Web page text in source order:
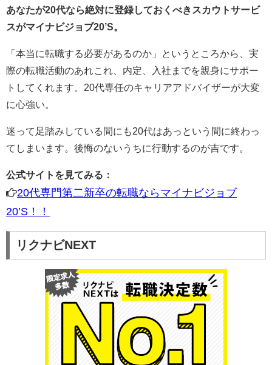
あなたが20代なら絶対に登録しておくべきスカウトサービ
スがマイナビジョブ20’S。
「本当に転職する必要があるのか」というところから、実
際の転職活動のあれこれ、内定、入社までを親身にサポー
トしてくれます。20代専任のキャリアアドバイザーが大変
に心強い。
迷って足踏みしている間にも20代はあっという間に終わっ
てしまいます。後悔のないうちに行動するのが吉です。
公式サイトを見てみる：
20代専門第二新卒の転職ならマイナビジョブ
20’S！！
リクナビNEXT